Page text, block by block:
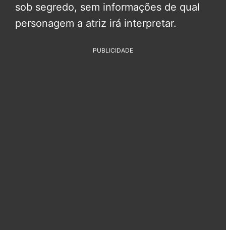
sob segredo, sem informações de qual
personagem a atriz irá interpretar.
PUBLICIDADE